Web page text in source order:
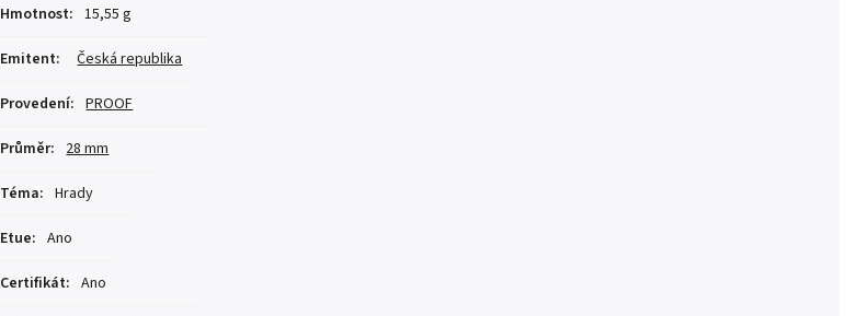
Hmotnost: 15,55 g
Emitent: Česká republika
Provedení: PROOF
Průměr: 28 mm
Téma: Hrady
Etue: Ano
Certifikát: Ano